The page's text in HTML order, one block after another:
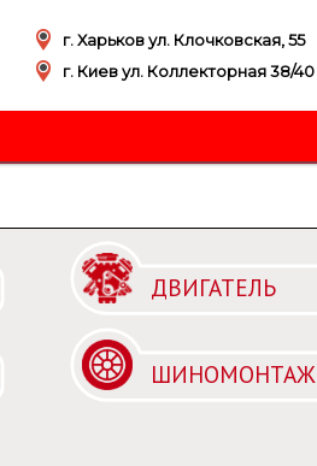
г. Харьков ул. Клочковская, 55
г. Киев ул. Коллекторная 38/40
ДВИГАТЕЛЬ
ШИНОМОНТАЖ